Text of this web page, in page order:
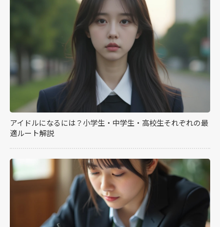
アイドルになるには？小学生・中学生・高校生それぞれの最
適ルート解説